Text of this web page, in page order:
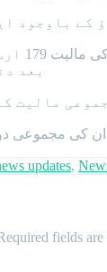
کے باوجود
فرانس کی
بعد
updates,
fields are